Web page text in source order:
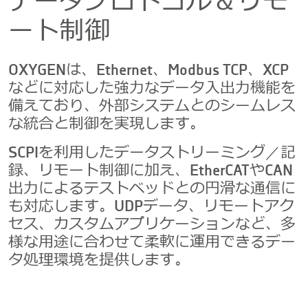
ート制御
OXYGENは、Ethernet、Modbus TCP、XCP
などに対応した強力なデータ入出力機能を
備えており、外部システムとのシームレス
な統合と制御を実現します。
SCPIを利用したデータストリーミング／記
録、リモート制御に加え、EtherCATやCAN
出力によるテストベッドとの円滑な通信に
も対応します。UDPデータ、リモートアク
セス、カスタムアプリケーションなど、多
様な用途に合わせて柔軟に運用できるデー
タ処理環境を提供します。